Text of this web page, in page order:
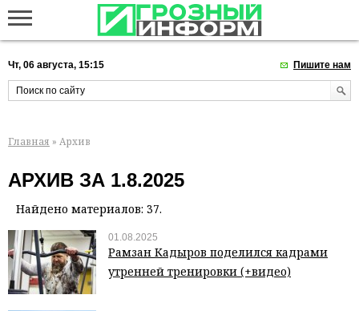
Чт, 06 августа, 15:15 Пишите нам
Главная » Архив
АРХИВ ЗА 1.8.2025
Найдено материалов: 37.
01.08.2025
Рамзан Кадыров поделился кадрами
утренней тренировки (+видео)